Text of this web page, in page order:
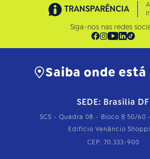
TRANSPARÊNCIA
Siga-nos nas redes
Saiba onde está
SEDE: Brasília DF
SCS - Quadra 08 - Bloco B 50/60
Edifício Venâncio
CEP: 70.333-900